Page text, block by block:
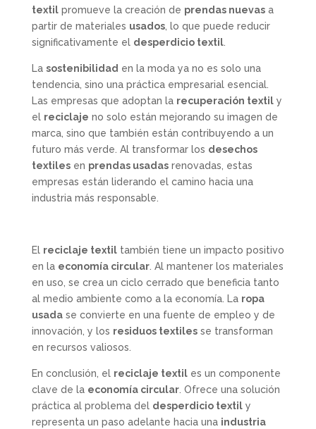
textilpromueve la creación de prendas nuevasa
partir de materiales usados, lo que puede reducir
significativamente el desperdicio textil.
La sostenibilidad en la moda ya no es solo una
tendencia, sino una práctica empresarial esencial.
Las empresas que adoptan la recuperación textily
el reciclaje no solo están mejorando su imagen de
marca, sino que también están contribuyendo a un
futuro más verde. Al transformar los desechos
textilesen prendas usadasrenovadas, estas
empresas están liderando el camino hacia una
industria más responsable.
El reciclaje textiltambién tiene un impacto positivo
en la economía circular. Al mantener los materiales
en uso, se crea un ciclo cerrado que beneficia tanto
al medio ambiente como a la economía. La ropa
usadase convierte en una fuente de empleo y de
innovación, y los residuos textilesse transforman
en recursos valiosos.
En conclusión, el reciclaje textiles un componente
clave de la economía circular. Ofrece una solución
práctica al problema del desperdicio textily
representa un paso adelante hacia una industria